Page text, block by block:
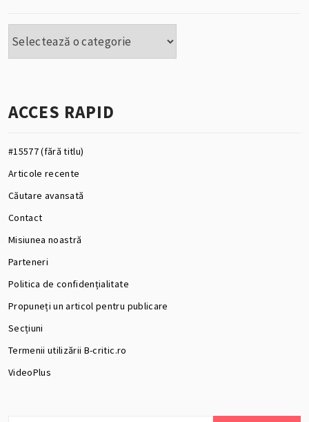
ACCES RAPID
#15577 (fără titlu)
Articole recente
Căutare avansată
Contact
Misiunea noastră
Parteneri
Politica de confidențialitate
Propuneți un articol pentru publicare
Secțiuni
Termenii utilizării B-critic.ro
VideoPlus